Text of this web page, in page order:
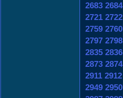
2683 2684
2721 2722
2759 2760
2797 2798
2835 2836
2873 2874
2911 2912
2949 2950